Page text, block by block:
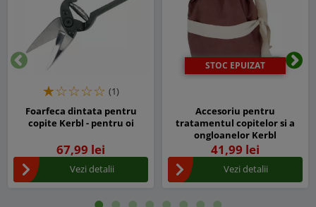
(1)
Foarfeca dintata pentru
copite Kerbl - pentru oi
67,99 lei
Vezi detalii
STOC EPUIZAT
Accesoriu pentru
tratamentul copitelor si a
ongloanelor Kerbl
41,99 lei
Vezi detalii